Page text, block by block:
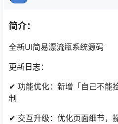
简介：
全新UI简易漂流瓶系统源码
更新日志：
✔ 功能优化：新增「自己不能
制
✔ 交互升级：优化页面细节，